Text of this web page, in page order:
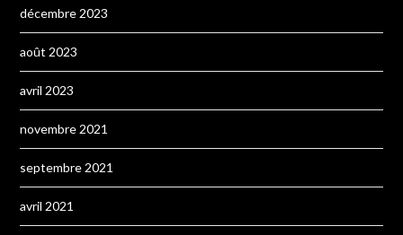
décembre 2023
août 2023
avril 2023
novembre 2021
septembre 2021
avril 2021